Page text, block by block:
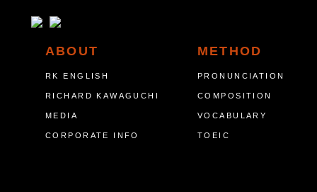
ABOUT
RK ENGLISH
RICHARD KAWAGUCHI
MEDIA
CORPORATE INFO
METHOD
PRONUNCIATION
COMPOSITION
VOCABULARY
TOEIC